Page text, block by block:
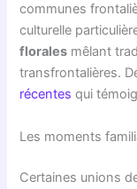
communes
culturelle
florales mêlant
transfrontalières.
récentes qui
Les moments
Certaines unions